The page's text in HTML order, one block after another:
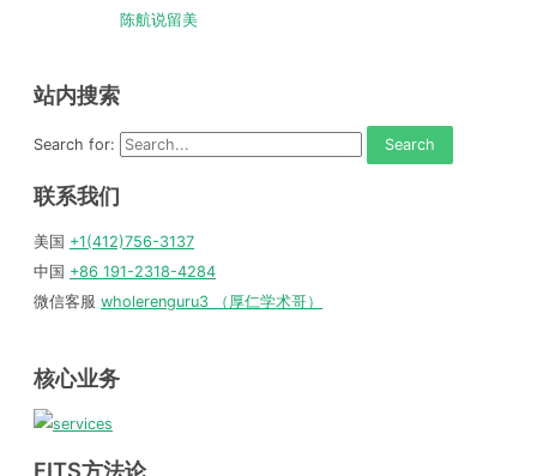
陈航说留美
站内搜索
Search for:
联系我们
美国 +1(412)756-3137
中国 +86 191-2318-4284
微信客服 wholerenguru3 （厚仁学术哥）
核心业务
FITS方法论